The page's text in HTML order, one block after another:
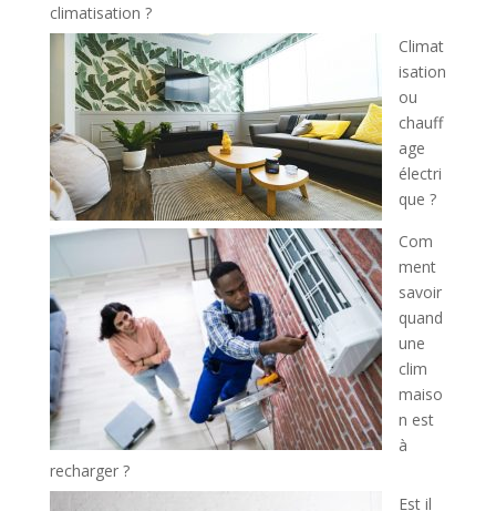
climatisation ?
Climat
isation
ou
chauff
age
électri
que ?
Com
ment
savoir
quand
une
clim
maiso
n est
à
recharger ?
Est il